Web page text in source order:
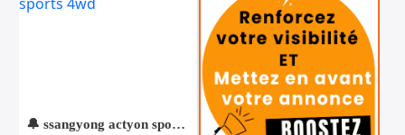
🔔 ssangyong actyon sports 4wd